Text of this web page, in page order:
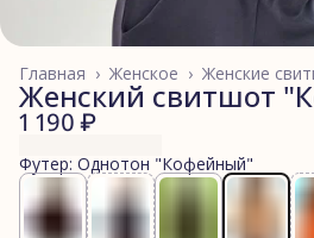
Женские
Женское ›
Главная ›
Женский свитшот
1 190 ₽
Футер: Однотон "Кофейный"